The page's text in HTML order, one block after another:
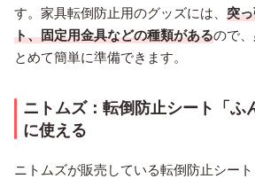
す。家具転倒防止用のグッズには、 突
ト、固定用金具などの種類があるので
とめて簡単に準備できます。
ニトムズ：転倒防止シート「ふ
に使える
ニトムズが販売している転倒防止シート